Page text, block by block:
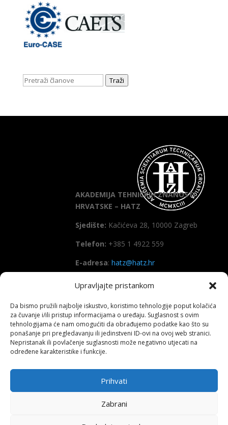
Upravljajte pristankom
Da bismo pružili najbolje iskustvo, koristimo tehnologije poput kolačića
za čuvanje i/ili pristup informacijama o uređaju. Suglasnost s ovim
tehnologijama će nam omogućiti da obrađujemo podatke kao što su
ponašanje pri pregledavanju ili jedinstveni ID-ovi na ovoj web stranici.
Nepristanak ili povlačenje suglasnosti može negativno utjecati na
određene karakteristike i funkcije.
Prihvati
Zabrani
Traži
AKADEMIJA TEHNIČKIH ZNANOSTI
HRVATSKE – HATZ
Sjedište: Kačićeva 28, 10000 Zagreb
Telefon: +385 1 4922 559
E-adresa: hatz@hatz.hr
OIB: 89465386965
IBAN HR7923600001101573628
(Zagrebačka banka d.d)
SWIFT: ZABAHR2X
Copyright All right reserved HATZ – 2026